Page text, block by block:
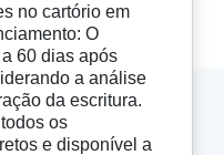
no cartório em
O
60 dias após
a análise
da escritura.
os
e disponível a